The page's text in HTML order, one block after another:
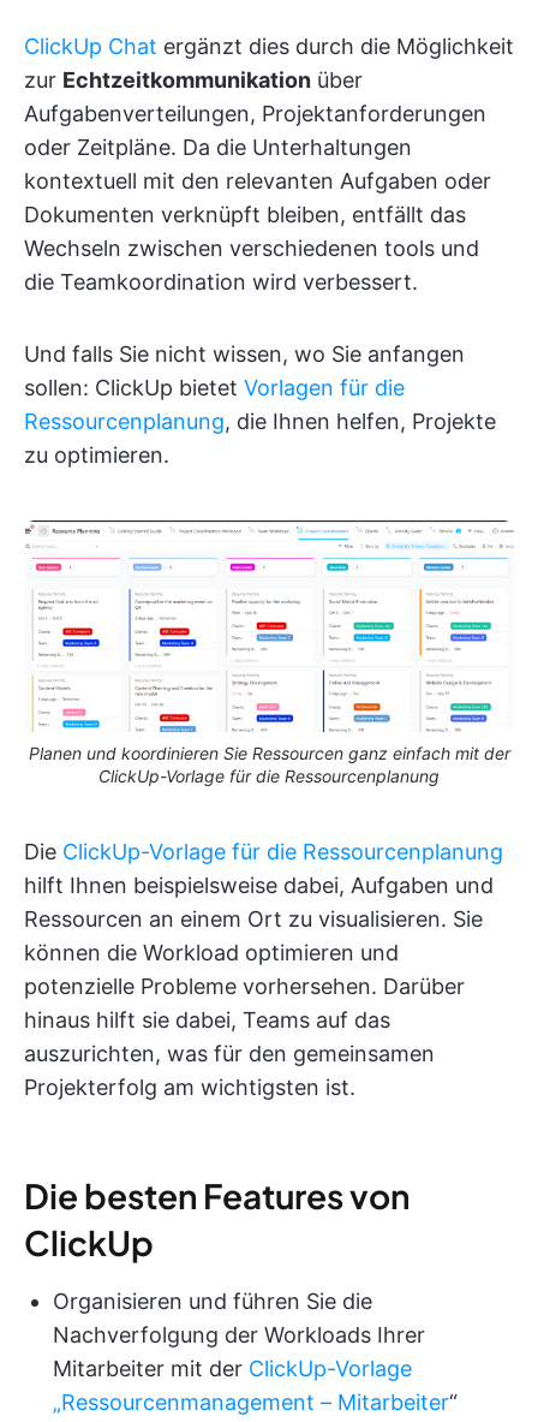
ClickUp Chat ergänzt dies durch die Möglichkeit
zur Echtzeitkommunikation über
Aufgabenverteilungen, Projektanforderungen
oder Zeitpläne. Da die Unterhaltungen
kontextuell mit den relevanten Aufgaben oder
Dokumenten verknüpft bleiben, entfällt das
Wechseln zwischen verschiedenen tools und
die Teamkoordination wird verbessert.
Und falls Sie nicht wissen, wo Sie anfangen
sollen: ClickUp bietet Vorlagen für die
Ressourcenplanung, die Ihnen helfen, Projekte
zu optimieren.
Planen und koordinieren Sie Ressourcen ganz einfach mit der
ClickUp-Vorlage für die Ressourcenplanung
Die ClickUp-Vorlage für die Ressourcenplanung
hilft Ihnen beispielsweise dabei, Aufgaben und
Ressourcen an einem Ort zu visualisieren. Sie
können die Workload optimieren und
potenzielle Probleme vorhersehen. Darüber
hinaus hilft sie dabei, Teams auf das
auszurichten, was für den gemeinsamen
Projekterfolg am wichtigsten ist.
Die besten Features von
ClickUp
Organisieren und führen Sie die
Nachverfolgung der Workloads Ihrer
Mitarbeiter mit der ClickUp-Vorlage
„Ressourcenmanagement – Mitarbeiter“